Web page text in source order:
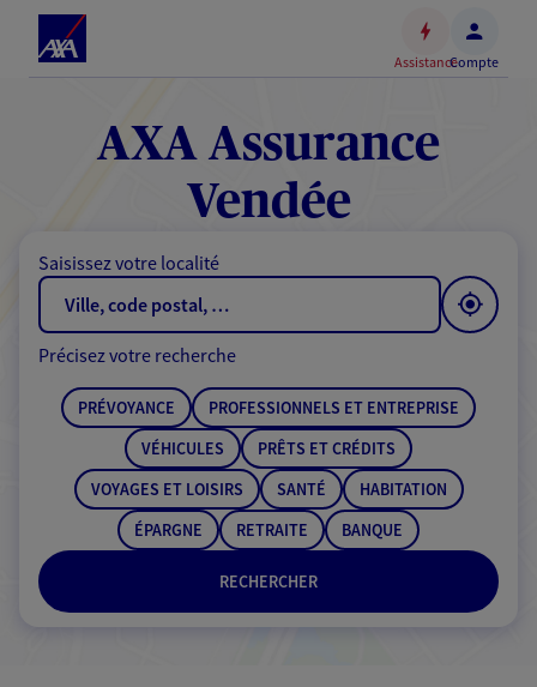
Accéder
contenu
principal
Accéder
au
de
AssistanceCompte
AXA Assurance
Vendée
Saisissez votre localité
RECHERCHER
Précisez votre recherche
PRÉVOYANCE
PROFESSIONNELS ET ENTREPRISE
VÉHICULES
PRÊTS ET CRÉDITS
VOYAGES ET LOISIRS
SANTÉ
HABITATION
ÉPARGNE
RETRAITE BANQUE